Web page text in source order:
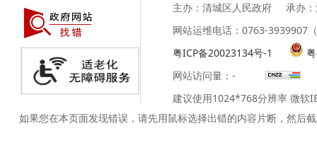
主办：清城区人民政府
承办
网站运维电话：0763-3939907
粤ICP备20023134号-1
网站访问量： -
建议使用1024*768分辨率 微软
如果您在本页面发现错误，请先用鼠标选择出错的内容片断，然后